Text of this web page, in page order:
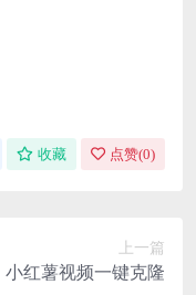
收藏 点赞(0)
上一篇
小红薯视频一键克隆